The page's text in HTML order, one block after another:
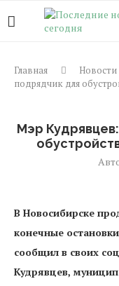
Главная Новости
подрядчик для
Мэр
В Новосибирске
конечные
сообщил в своих
Кудрявцев,